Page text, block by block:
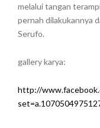
melalui tangan
pernah dilakukannya
Serufo.
gallery karya:
http://